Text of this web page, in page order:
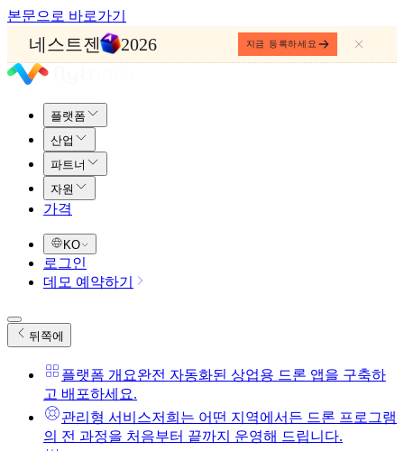
본문으로 바로가기
네스트젠 2026 지금 등록하세요
플랫폼
산업
파트너
자원
가격
KO
로그인
데모 예약하기
뒤쪽에
플랫폼 개요완전 자동화된 상업용 드론 앱을 구축하
고 배포하세요.
관리형 서비스저희는 어떤 지역에서든 드론 프로그램
의 전 과정을 처음부터 끝까지 운영해 드립니다.